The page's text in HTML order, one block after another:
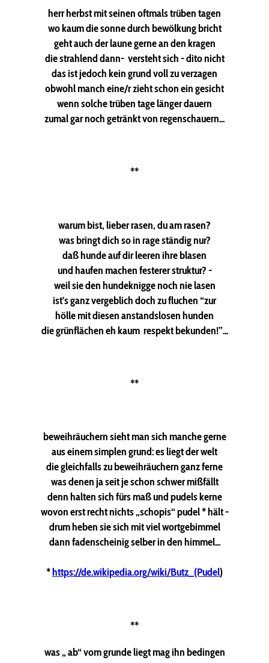
herr herbst mit seinen oftmals trüben tagen
wo kaum die sonne durch bewölkung bricht
geht auch der laune gerne an den kragen
die strahlend dann- versteht sich - dito nicht
das ist jedoch kein grund voll zu verzagen
obwohl manch eine/r zieht schon ein gesicht
wenn solche trüben tage länger dauern
zumal gar noch getränkt von regenschauern...
**
warum bist, lieber rasen, du am rasen?
was bringt dich so in rage ständig nur?
daß hunde auf dir leeren ihre blasen
und haufen machen festerer struktur? -
weil sie den hundeknigge noch nie lasen
ist's ganz vergeblich doch zu fluchen “zur
hölle mit diesen anstandslosen hunden
die grünflächen eh kaum respekt bekunden!”...
**
beweihräuchern sieht man sich manche gerne
aus einem simplen grund: es liegt der welt
die gleichfalls zu beweihräuchern ganz ferne
was denen ja seit je schon schwer mißfällt
denn halten sich fürs maß und pudels kerne
wovon erst recht nichts „schopis“ pudel * hält -
drum heben sie sich mit viel wortgebimmel
dann fadenscheinig selber in den himmel...
*https://de.wikipedia.org/wiki/Butz_(Pudel)
**
was „ ab“ vom grunde liegt mag ihn bedingen